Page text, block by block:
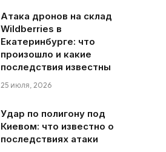
Атака дронов на склад
Wildberries в
Екатеринбурге: что
произошло и какие
последствия известны
25 июля, 2026
Удар по полигону под
Киевом: что известно о
последствиях атаки